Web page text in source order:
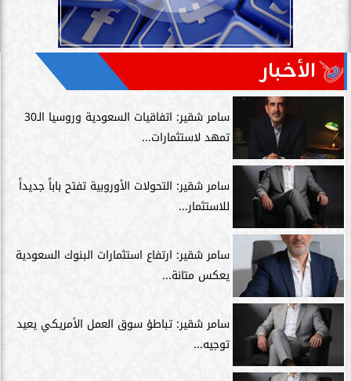
الأخبار
سامر شقير: اتفاقيات السعودية وروسيا الـ30
تمهد لاستثمارات...
سامر شقير: التحولات الأوروبية تفتح باباً جديداً
للاستثمار...
سامر شقير: ارتفاع استثمارات البنوك السعودية
يعكس متانة...
سامر شقير: تباطؤ سوق العمل الأمريكي يعيد
توجيه...